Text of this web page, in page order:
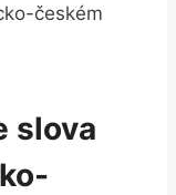
českém
slova